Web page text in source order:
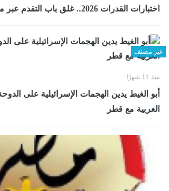
اختبارات القدرات 2026.. غلق باب التقدم عبر موقع التنسيق 6 أغسطس
غير مصنف
منذ 11 شهرًا
أبو الغيط يدين الهجمات الإسرائيلية على
العربية مع قطر